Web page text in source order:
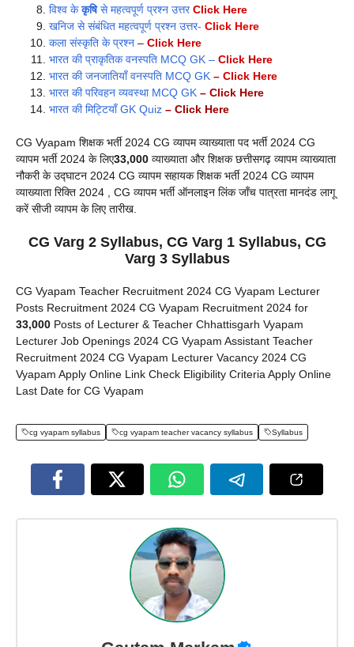
विश्व केकृषिसे महत्वपूर्ण प्रश्न उत्तर Click Here
खनिज से संबंधित महत्वपूर्ण प्रश्न उत्तर- Click Here
कला संस्कृति के प्रश्न – Click Here
भारत की प्राकृतिक वनस्पति MCQ GK – Click Here
भारत की जनजातियाँ वनस्पति MCQ GK – Click Here
भारत की परिवहन व्यवस्था MCQ GK – Click Here
भारत की मिट्टियाँ GK Quiz – Click Here
CG Vyapam शिक्षक भर्ती 2024 CG व्यापम व्याख्याता पद भर्ती 2024 CG
व्यापम भर्ती 2024 के लिए33,000 व्याख्याता और शिक्षक छत्तीसगढ़ व्यापम व्याख्याता
नौकरी के उद्घाटन 2024 CG व्यापम सहायक शिक्षक भर्ती 2024 CG व्यापम
व्याख्याता रिक्ति 2024 , CG व्यापम भर्ती ऑनलाइन लिंक जाँच पात्रता मानदंड लागू
करें सीजी व्यापम के लिए तारीख.
CG Varg 2 Syllabus, CG Varg 1 Syllabus, CG
Varg 3 Syllabus
CG Vyapam Teacher Recruitment 2024 CG Vyapam Lecturer
Posts Recruitment 2024 CG Vyapam Recruitment 2024 for
33,000 Posts of Lecturer & Teacher Chhattisgarh Vyapam
Lecturer Job Openings 2024 CG Vyapam Assistant Teacher
Recruitment 2024 CG Vyapam Lecturer Vacancy 2024 CG
Vyapam Apply Online Link Check Eligibility Criteria Apply Online
Last Date for CG Vyapam
cg vyapam syllabus cg vyapam teacher vacancy syllabus Syllabus